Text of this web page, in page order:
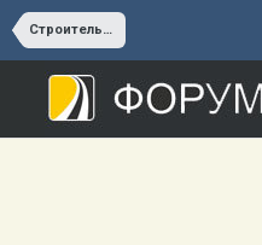
Строительство Западного моста в Твери